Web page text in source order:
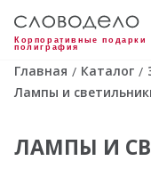
Корпоративные подарки
полиграфия
Главная / Каталог /
Лампы и
ЛАМПЫ И